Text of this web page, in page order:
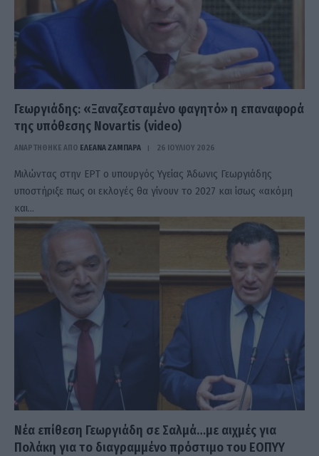
Γεωργιάδης: «Ξαναζεσταμένο φαγητό» η επαναφορά
της υπόθεσης Novartis (video)
ΑΝΑΡΤΗΘΗΚΕ ΑΠΟ ΕΛΕΑΝΑ ΖΑΜΠΑΡΑ 26 ΙΟΥΛΊΟΥ 2026
Μιλώντας στην ΕΡΤ ο υπουργός Υγείας Άδωνις Γεωργιάδης
υποστήριξε πως οι εκλογές θα γίνουν το 2027 και ίσως «ακόμη
και…
Νέα επίθεση Γεωργιάδη σε Σαλμά…με αιχμές για
Πολάκη για το διαγραμμένο πρόστιμο του ΕΟΠΥΥ